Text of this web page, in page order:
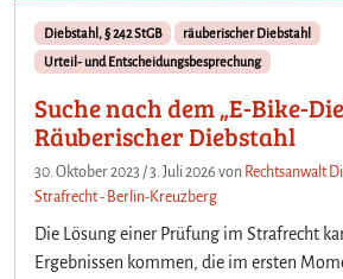
Diebstahl, § 242 StGB
räuberischer Diebstahl
Urteil- und Entscheidungsbesprechung
Suche nach dem „E-Bike-
Räuberischer Diebstahl
30. Oktober 2023 /3. Juli 2026 von Rechtsanwalt
Strafrecht - Berlin-Kreuzberg
Die Lösung einer Prüfung im Strafrecht
Ergebnissen kommen, die im ersten